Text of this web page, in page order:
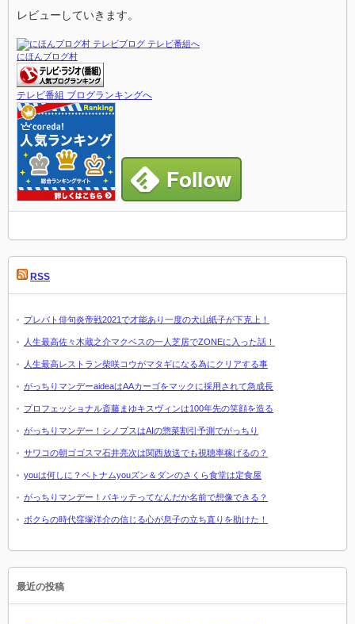
レビューしていきます。
にほんブログ村
テレビ番組 ブログランキングへ
RSS
プレバト俳句炎帝戦2021で才能あり一度の犬山紙子が下克上！
人生最高佐々木蔵之介マクベスの一人芝居でZONEに入った話！
人生最高レストラン柴咲コウがマタギになる為にクリアする事
がっちりマンデーaideaはAAカーゴをマックに採用されて急成長
プロフェッショナル斎藤まゆキスヴィンは100年先の笑顔を造る
がっちりマンデー！シノプスはAIの惣菜割引予測でがっちり
サワコの朝ゴゴスマ石井亮次は関西放送でも視聴率稼げるの？
youは何しに？ベトナムyouズン＆ダンのさくら食堂は定食屋
がっちりマンデー！パキッテってなんだか名前で想像できる？
ボクらの時代窪塚洋介の信じる心が息子の立ち直りを助けた！
最近の投稿